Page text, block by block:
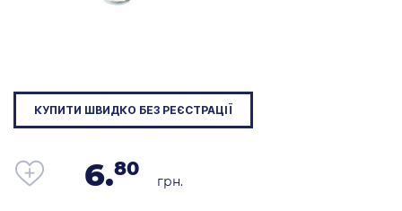
КУПИТИ ШВИДКО БЕЗ РЕЄСТРАЦІЇ
6.80
грн.